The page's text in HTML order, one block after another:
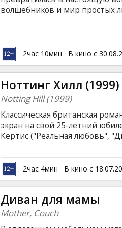
волшебников и мир простых
остановить Темного Лорда,
что у него есть... "Гарри
на все вопросы, заданные в
в истории киносага
2час 10мин В кино с
Ноттинг Хилл (1999)
Notting Hill (1999)
Классическая британская
экран на свой 25-летний
Кертис ("Реальная любовь",
счастливому стечению
известная актриса Анна
направляется к выходу, зная,
некоторое время Уильям и
начинается романтическое
2час 4мин В кино с
Диван для мамы
Mother, Couch